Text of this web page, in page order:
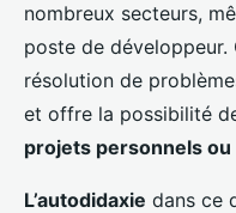
nombreux secteurs,
poste de
résolution de
et offre la possibilité
projets personnels
L’autodidaxie dans ce